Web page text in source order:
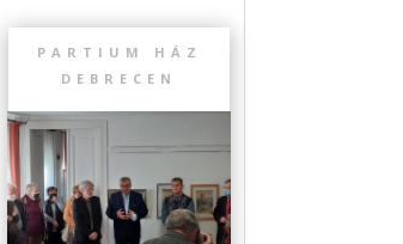
PARTIUM HÁZ
DEBRECEN